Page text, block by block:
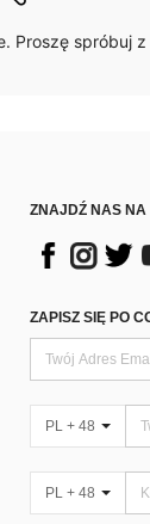
Proszę spróbuj
ZNAJDŹ NAS NA
ZAPISZ SIĘ PO
PL + 48
PL + 48